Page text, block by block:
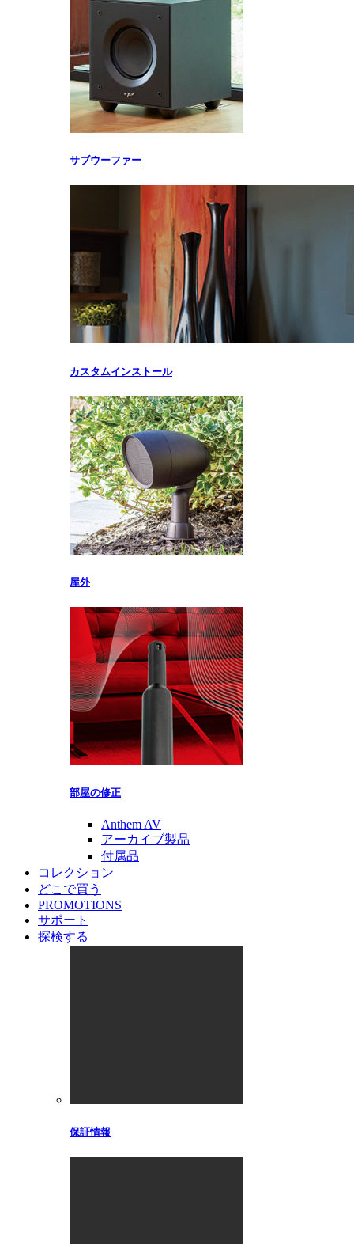
サブウーファー
カスタムインストール
屋外
部屋の修正
Anthem AV
アーカイブ製品
付属品
コレクション
どこで買う
PROMOTIONS
サポート
探検する
保証情報